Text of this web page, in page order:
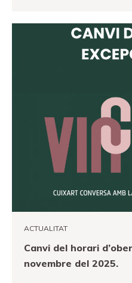
ACTUALITAT
Canvi del horari
novembre del 2025.